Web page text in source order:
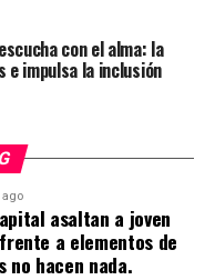
con el alma: la
e impulsa la inclusión
ago
asaltan a joven
a elementos de
no hacen nada.